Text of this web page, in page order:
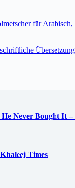
für
Never Bought It
Times